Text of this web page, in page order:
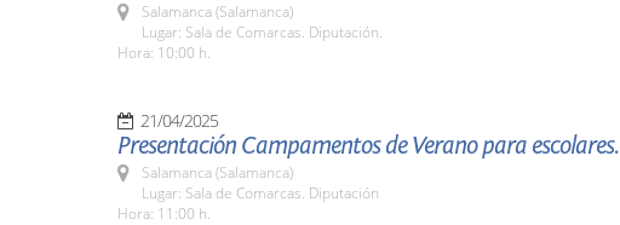
Salamanca (Salamanca)
Lugar: Sala de Comarcas. Diputación.
Hora: 10:00 h.
21/04/2025
Presentación Campamentos de Verano para escolares.
Salamanca (Salamanca)
Lugar: Sala de Comarcas. Diputación
Hora: 11:00 h.